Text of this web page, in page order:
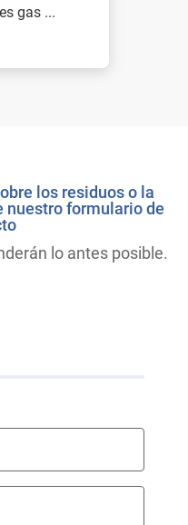
gas ...
los residuos o la
nuestro formulario de
lo antes posible.